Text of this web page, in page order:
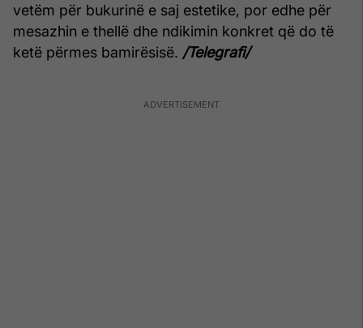
vetëm për bukurinë e saj estetike, por edhe për
mesazhin e thellë dhe ndikimin konkret që do të
ketë përmes bamirësisë. /Telegrafi/